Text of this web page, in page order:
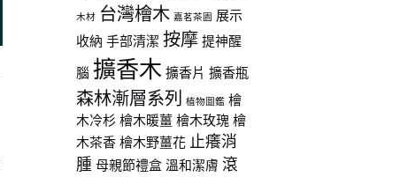
木材 台灣檜木 嘉茗茶園
展示
收納 手部清潔 按摩 提神醒
腦 擴香木 擴香片 擴香瓶
森林漸層系列 植物圖鑑 檜
木冷杉 檜木暖薑 檜木玫瑰 檜
木茶香 檜木野薑花 止癢消
腫 母親節禮盒 溫和潔膚 滾